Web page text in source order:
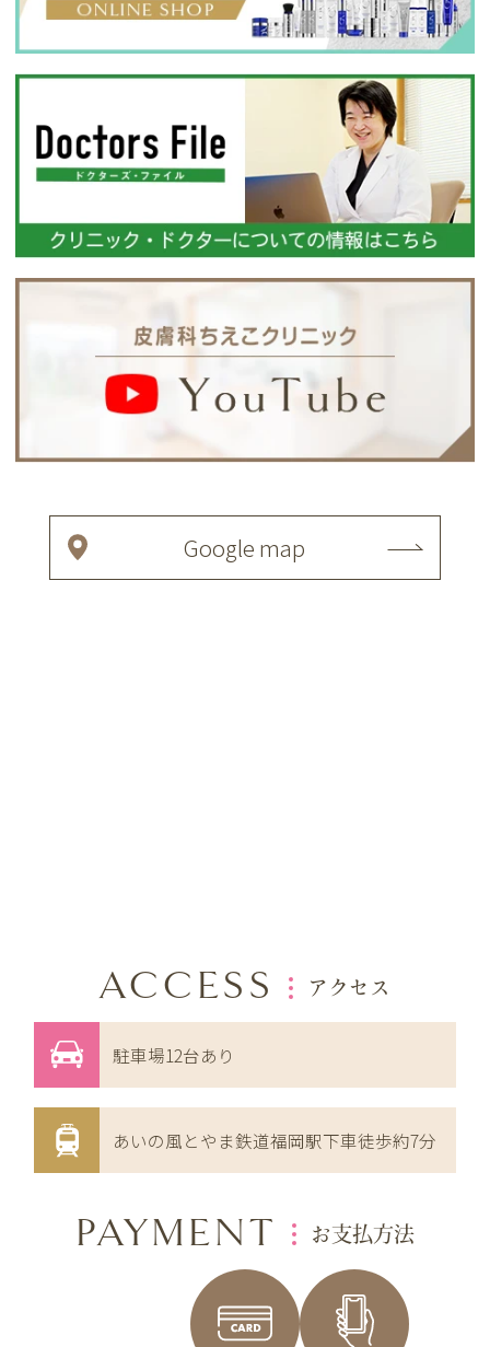
Google map
ACCESS アクセス
駐車場12台あり
あいの風とやま鉄道福岡駅下車徒歩約7分
PAYMENT お支払方法